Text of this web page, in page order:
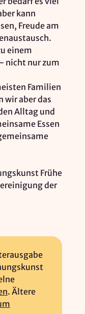
kann
Freude am
einem
nicht nur zum
Familien
wir aber das
Alltag und
Essen
Frühe
der
. Ältere